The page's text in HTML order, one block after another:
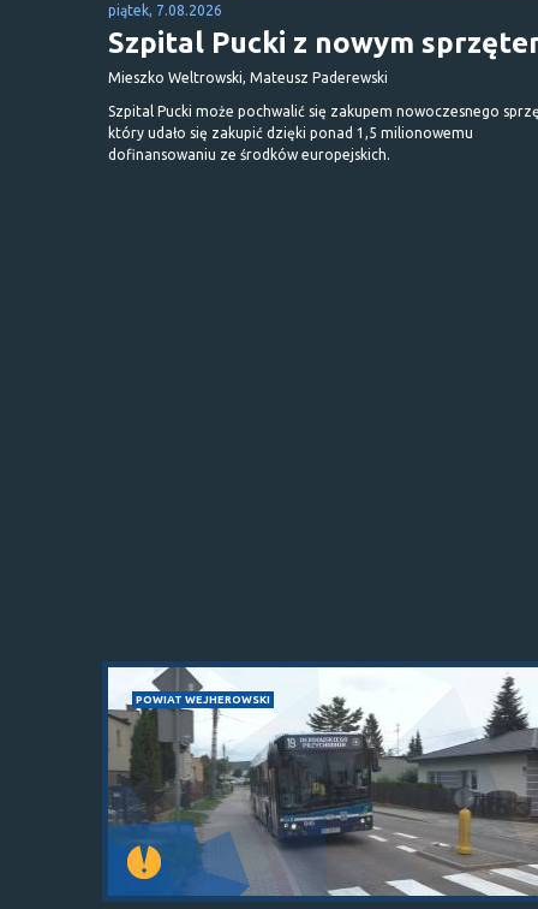
piątek, 7.08.2026
Szpital Pucki z nowym
Mieszko Weltrowski, Mateusz Paderewski
Szpital Pucki może pochwalić się zakupem nowoczesnego
który udało się zakupić dzięki ponad 1,5 milionowemu
dofinansowaniu ze środków europejskich.
POWIAT WEJHEROWSKI